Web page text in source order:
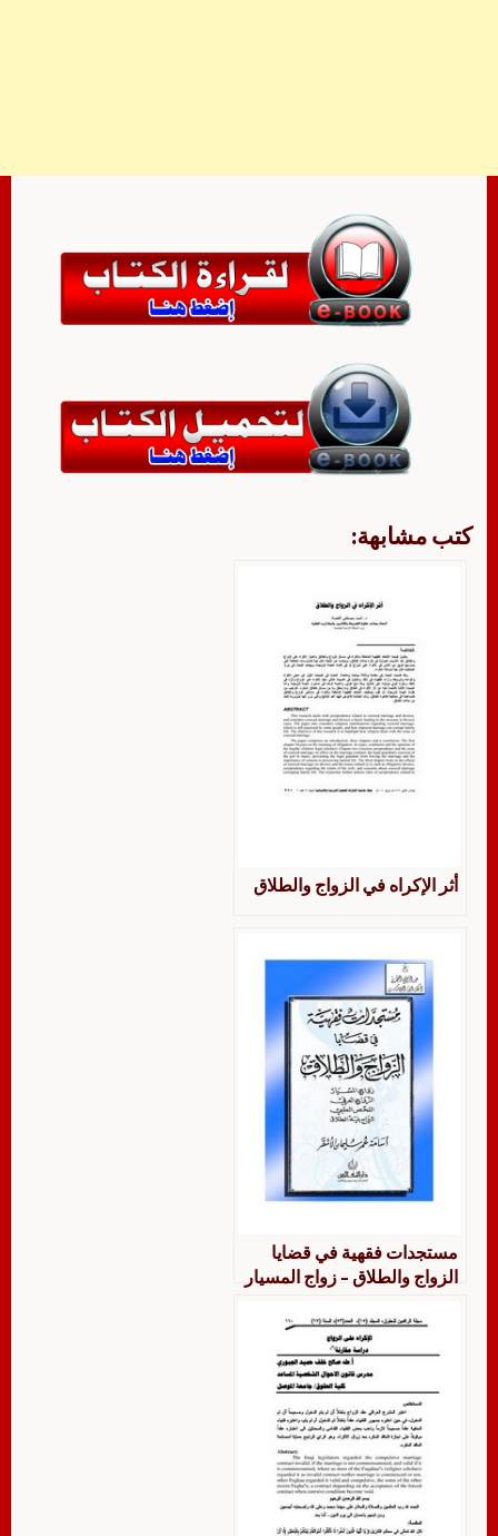
كتب مشابهة:
أثر الإكراه في الزواج والطلاق
مستجدات فقهية في قضايا
الزواج والطلاق – زواج المسيار
الطبي – الزواج بنية الطلاق –
أسامة عمر سليمان الأشقر